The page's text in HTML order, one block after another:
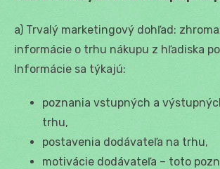
a) Trvalý marketingový dohľad:
informácie o trhu nákupu z hľadiska
Informácie sa týkajú:
poznania vstupných a
trhu,
postavenia dodávateľa na trhu,
motivácie dodávateľa – toto